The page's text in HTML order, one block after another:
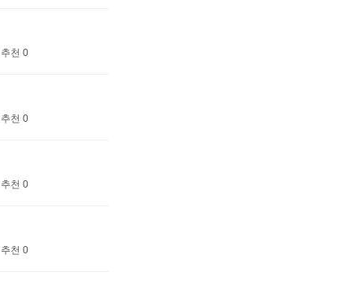
추천 0
추천 0
추천 0
추천 0